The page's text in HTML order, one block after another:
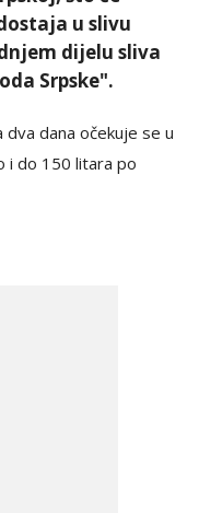
u slivu
dijelu sliva
Srpske".
dva dana očekuje se u
i do 150 litara po